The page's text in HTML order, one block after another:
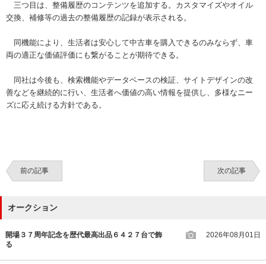
三つ目は、整備履歴のコンテンツを追加する。カスタマイズやオイル
交換、補修等の過去の整備履歴の記録が表示される。
同機能により、生活者は安心して中古車を購入できるのみならず、車
両の適正な価値評価にも繋がることが期待できる。
同社は今後も、検索機能やデータベースの検証、サイトデザインの改
善などを継続的に行い、生活者へ価値の高い情報を提供し、多様なニー
ズに応え続ける方針である。
前の記事 次の記事
オークション
開場３７周年記念を歴代最高出品６４２７台で飾
る
2026年08月01日